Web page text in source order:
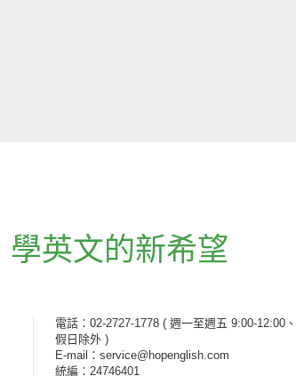
學英文的新希望
電話：02-2727-1778 ( 週一至週五 9:00-12:00
假日除外 )
E-mail：service@hopenglish.com
統編：24746401